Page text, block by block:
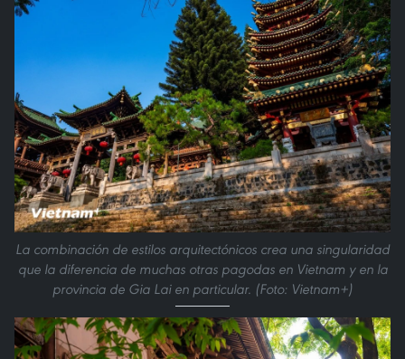
La combinación de estilos arquitectónicos crea una singularidad
que la diferencia de muchas otras pagodas en Vietnam y en la
provincia de Gia Lai en particular. (Foto: Vietnam+)